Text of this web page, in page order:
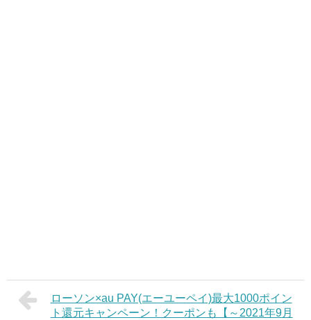
ローソン×au PAY(エーユーペイ)最大1000ポイン
ト還元キャンペーン！クーポンも【～2021年9月